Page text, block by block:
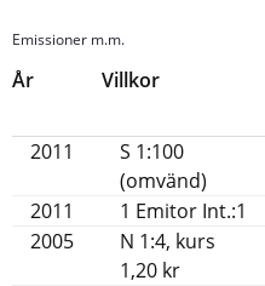
Emissioner m.m.
År Villkor
2011
S 1:100
(omvänd)
2011 1 Emitor Int.:1
2005
N 1:4, kurs
1,20 kr